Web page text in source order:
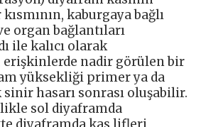
kaburgaya bağlı
organ bağlantıları
ile kalıcı olarak
erişkinlerde nadir görülen bir
yüksekliği primer ya da
hasarı sonrası oluşabilir.
sol diyaframda